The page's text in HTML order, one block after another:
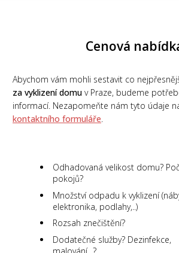
Cenová
Abychom vám mohli sestavit co
za vyklizení domu v Praze, budeme
informací. Nezapomeňte nám tyto údaje
kontaktního formuláře.
Odhadovaná velikost domu?
pokojů?
Množství odpadu k vyklizení
elektronika, podlahy,..)
Rozsah znečištění?
Dodatečné služby? Dezinfekce,
malování,..?